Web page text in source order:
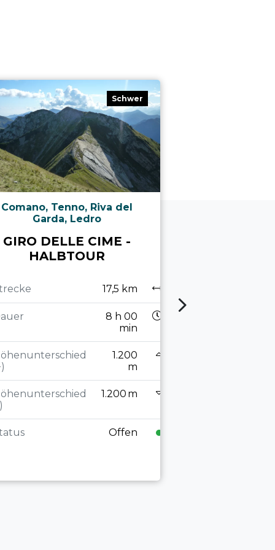
Schwer
Comano, Tenno, Riva del
Garda, Ledro
GIRO DELLE CIME -
HALBTOUR
17,5 km
8 h 00
min
1.200
m
1.200 m
Offen